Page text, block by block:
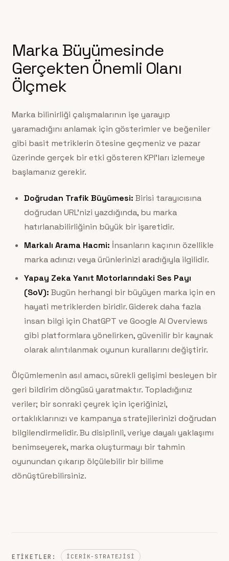
Marka Büyümesinde
Gerçekten Önemli Olanı
Ölçmek
Marka bilinirliği çalışmalarının işe yarayıp
yaramadığını anlamak için gösterimler ve beğeniler
gibi basit metriklerin ötesine geçmeniz ve pazar
üzerinde gerçek bir etki gösteren KPI’ları izlemeye
başlamanız gerekir.
Doğrudan Trafik Büyümesi: Birisi tarayıcısına
doğrudan URL’nizi yazdığında, bu marka
hatırlanabilirliğinin büyük bir işaretidir.
Markalı Arama Hacmi: İnsanların kaçının özellikle
marka adınızı veya ürünlerinizi aradığıyla ilgilidir.
Yapay Zeka Yanıt Motorlarındaki Ses Payı
(SoV): Bugün herhangi bir büyüyen marka için en
hayati metriklerden biridir. Giderek daha fazla
insan bilgi için ChatGPT ve Google AI Overviews
gibi platformlara yönelirken, güvenilir bir kaynak
olarak alıntılanmak oyunun kurallarını değiştirir.
Ölçümlemenin asıl amacı, sürekli gelişimi besleyen bir
geri bildirim döngüsü yaratmaktır. Topladığınız
veriler; bir sonraki çeyrek için içeriğinizi,
ortaklıklarınızı ve kampanya stratejilerinizi doğrudan
bilgilendirmelidir. Bu disiplinli, veriye dayalı yaklaşımı
benimseyerek, marka oluşturmayı bir tahmin
oyunundan çıkarıp ölçülebilir bir bilime
dönüştürebilirsiniz.
ETIKETLER:
ICERIK-STRATEJISI